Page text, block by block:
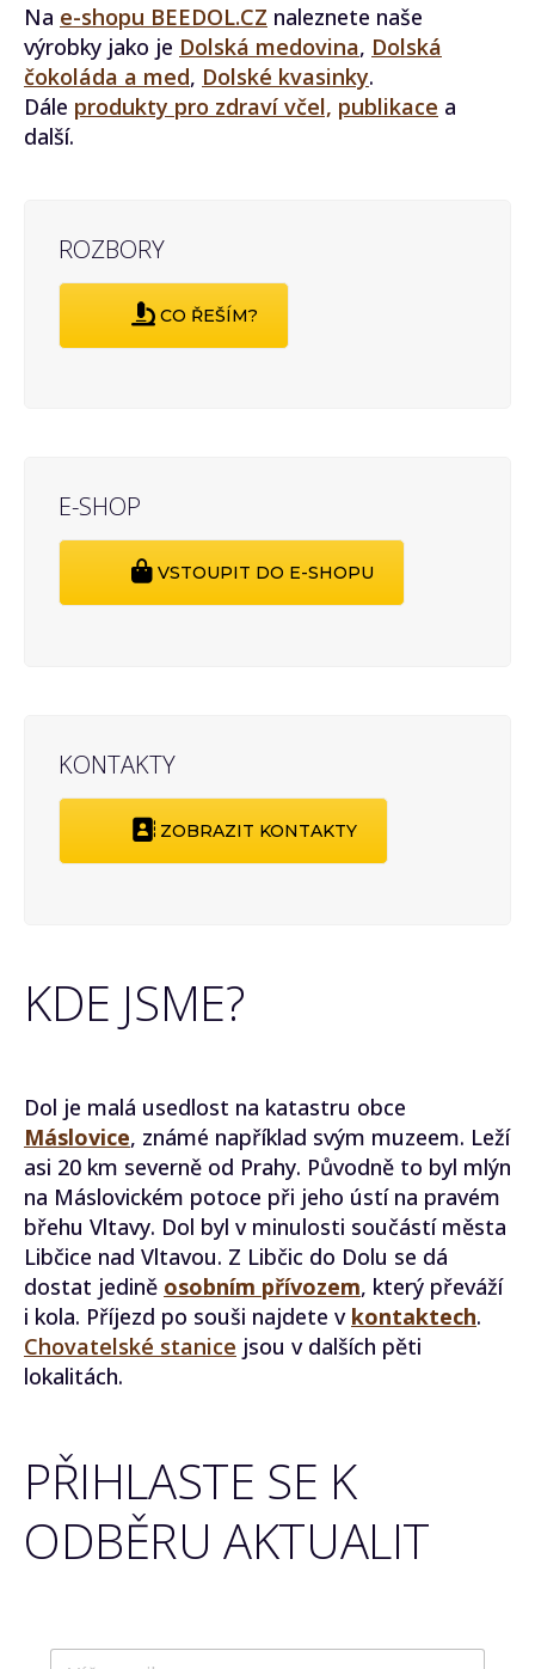
Na e-shopu BEEDOL.CZ naleznete naše
výrobky jako je Dolská medovina, Dolská
čokoláda a med, Dolské kvasinky.
Dále produkty pro zdraví včel, publikace a
další.
ROZBORY
CO ŘEŠÍM?
E-SHOP
VSTOUPIT DO E-SHOPU
KONTAKTY
ZOBRAZIT KONTAKTY
KDE JSME?
Dol je malá usedlost na katastru obce
Máslovice, známé například svým muzeem. Leží
asi 20 km severně od Prahy. Původně to byl mlýn
na Máslovickém potoce při jeho ústí na pravém
břehu Vltavy. Dol byl v minulosti součástí města
Libčice nad Vltavou. Z Libčic do Dolu se dá
dostat jedině osobním přívozem, který převáží
i kola. Příjezd po souši najdete v kontaktech.
Chovatelské stanice jsou v dalších pěti
lokalitách.
PŘIHLASTE SE K
ODBĚRU AKTUALIT
E